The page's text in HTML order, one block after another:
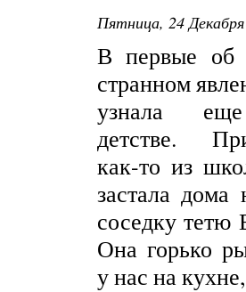
Пятница, 24
В первые об
странном
узнала
детстве.
как-то из
застала дома
соседку тетю
Она горько
у нас на